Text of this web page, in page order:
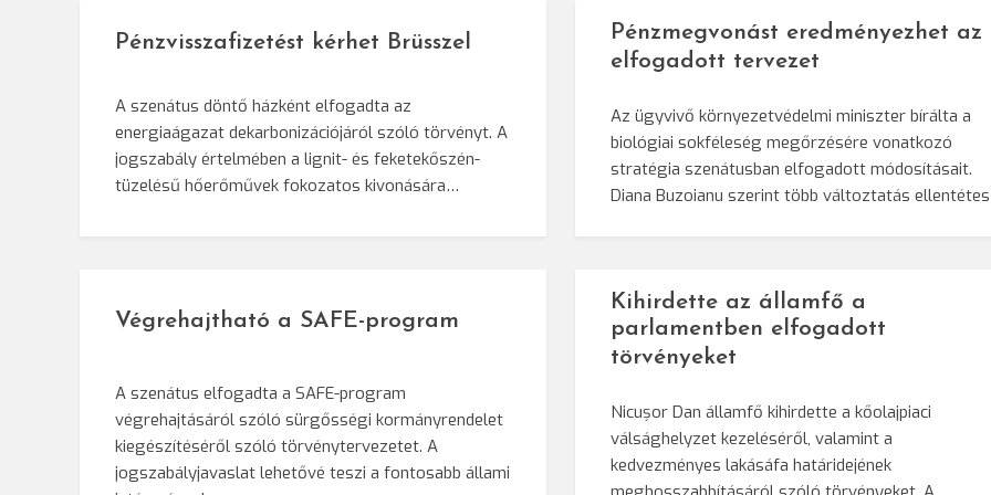
Pénzvisszafizetést kérhet Brüsszel
A szenátus döntő házként elfogadta az
energiaágazat dekarbonizációjáról szóló törvényt. A
jogszabály értelmében a lignit- és feketekőszén-
tüzelésű hőerőművek fokozatos kivonására…
Pénzmegvonást eredményezhet az
elfogadott tervezet
Az ügyvivő környezetvédelmi miniszter bírálta a
biológiai sokféleség megőrzésére vonatkozó
stratégia szenátusban elfogadott módosításait.
Diana Buzoianu szerint több változtatás
Végrehajtható a SAFE-program
A szenátus elfogadta a SAFE-program
végrehajtásáról szóló sürgősségi kormányrendelet
kiegészítéséről szóló törvénytervezetet. A
jogszabályjavaslat lehetővé teszi a fontosabb állami
Kihirdette az államfő a
parlamentben elfogadott
törvényeket
Nicușor Dan államfő kihirdette a kőolajpiaci
válsághelyzet kezeléséről, valamint a
kedvezményes lakásáfa határidejének